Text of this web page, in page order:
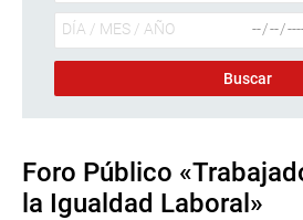
Foro Público
la Igualdad Laboral»